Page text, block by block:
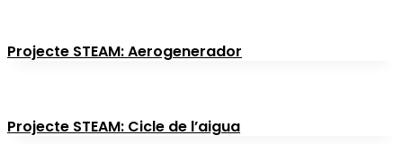
Projecte STEAM: Aerogenerador
Projecte STEAM: Cicle de l’aigua